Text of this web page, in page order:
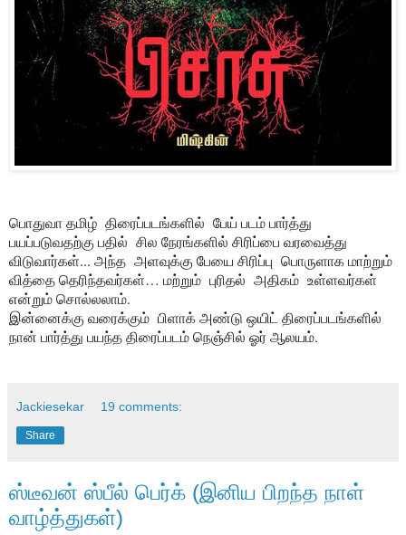
பொதுவா தமிழ் திரைப்படங்களில் பேய் படம் பார்த்து
பயப்படுவதற்கு பதில் சில நேரங்களில் சிரிப்பை வரவைத்து
விடுவார்கள்... அந்த அளவுக்கு பேயை சிரிப்பு பொருளாக மாற்றும்
வித்தை தெரிந்தவர்கள்… மற்றும் புரிதல் அதிகம் உள்ளவர்கள்
என்றும் சொல்லலாம்.
இன்னைக்கு வரைக்கும் பிளாக் அண்டு ஒயிட் திரைப்படங்களில்
நான் பார்த்து பயந்த திரைப்படம் நெஞ்சில் ஓர் ஆலயம்.
Jackiesekar 19 comments:
Share
ஸ்டீவன் ஸ்பீல் பெர்க் (இனிய பிறந்த நாள்
வாழ்த்துகள்)